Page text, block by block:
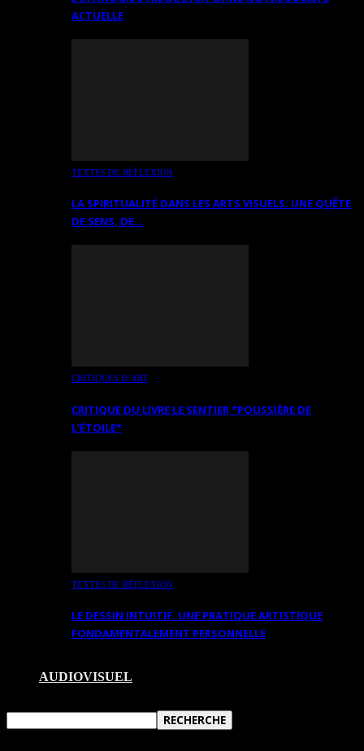
ACTUELLE
TEXTES DE RÉFLEXION
LA SPIRITUALITÉ DANS LES ARTS VISUELS: UNE QUÊTE
DE SENS, DE…
CRITIQUES D’ART
CRITIQUE DU LIVRE LE SENTIER *POUSSIÈRE DE
L’ÉTOILE*
TEXTES DE RÉFLEXION
LE DESSIN INTUITIF. UNE PRATIQUE ARTISTIQUE
FONDAMENTALEMENT PERSONNELLE
AUDIOVISUEL